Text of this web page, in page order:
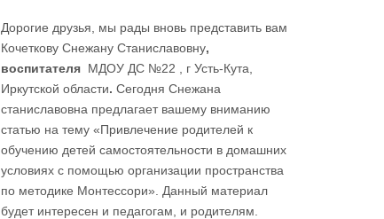
Дорогие друзья, мы рады вновь представить вам
Кочеткову Снежану Станиславовну,
воспитателя МДОУ ДС №22 , г Усть-Кута,
Иркутской области. Сегодня Снежана
станиславовна предлагает вашему вниманию
статью на тему «Привлечение родителей к
обучению детей самостоятельности в домашних
условиях с помощью организации пространства
по методике Монтессори». Данный материал
будет интересен и педагогам, и родителям.